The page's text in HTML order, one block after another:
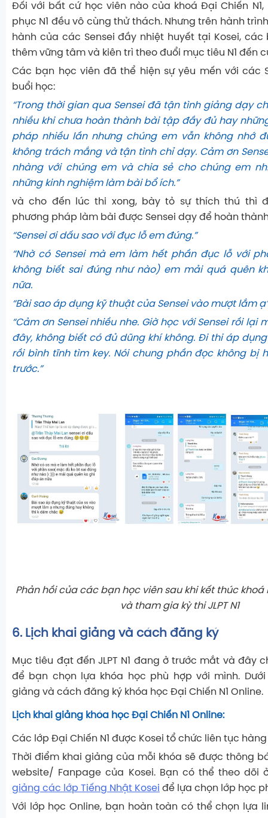
Đối với bất cứ học viên nào của khoá Đại Chiến N1,
phục N1 đều vô cùng thử thách. Nhưng trên hành
hành của các Sensei đầy nhiệt huyết tại Kosei,
thêm vững tâm và kiên trì theo đuổi mục tiêu N1 đến
Các bạn học viên đã thể hiện sự yêu mến với các
buổi học:
“Trong thời gian qua Sensei đã tận tình giảng dạy
nhiều khi chưa hoàn thành bài tập đầy đủ hay
pháp nhiều lần nhưng chúng em vẫn không nhớ
không trách mắng và tận tình chỉ dạy. Cảm ơn
nhàng với chúng em và chia sẻ cho chúng em
những kinh nghiệm làm bài bổ ích.”
và cho đến lúc thi xong, bày tỏ sự thích thú thì
phương pháp làm bài được Sensei dạy để hoàn
“Sensei ơi dấu sao với đục lỗ em đúng.”
“Nhờ có Sensei mà em làm hết phần đục lỗ với
không biết sai đúng như nào) em mải quá quên
nữa.
“Bài sao áp dụng kỹ thuật của Sensei vào mượt lắm
“Cảm ơn Sensei nhiều nhe. Giờ học với Sensei rồi lại
đây, không biết có đủ dũng khí không. Đi thi áp
rồi bình tĩnh tìm key. Nói chung phần đọc không bị
trước.”
Phản hồi của các bạn học viên sau khi kết thúc khoá
và tham gia kỳ thi JLPT N1
6. Lịch khai giảng và cách đăng ký
Mục tiêu đạt đến JLPT N1 đang ở trước mắt và đây
để bạn chọn lựa khóa học phù hợp với mình.
giảng và cách đăng ký khóa học Đại Chiến N1 Online.
Lịch khai giảng khóa học Đại Chiến N1 Online:
Các lớp Đại Chiến N1 được Kosei tổ chức liên tục
Thời điểm khai giảng của mỗi khóa sẽ được thông
website/ Fanpage của Kosei. Bạn có thể theo dõi
giảng các lớp Tiếng Nhật Kosei để lựa chọn lớp học
Với lớp học Online, bạn hoàn toàn có thể chọn lựa